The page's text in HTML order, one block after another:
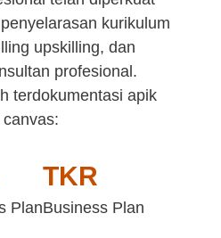
kurikulum
upskilling, dan
profesional.
terdokumentasi apik
Plan
TKR
Business Plan